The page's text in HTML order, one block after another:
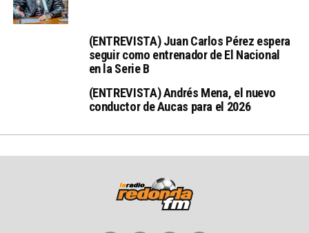
(ENTREVISTA) Juan Carlos Pérez espera
seguir como entrenador de El Nacional
en la Serie B
(ENTREVISTA) Andrés Mena, el nuevo
conductor de Aucas para el 2026